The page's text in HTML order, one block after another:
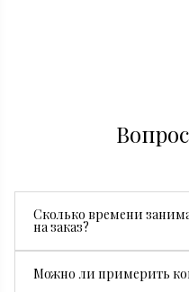
Сколько времени
на заказ?
производства. В
Можно ли примерить